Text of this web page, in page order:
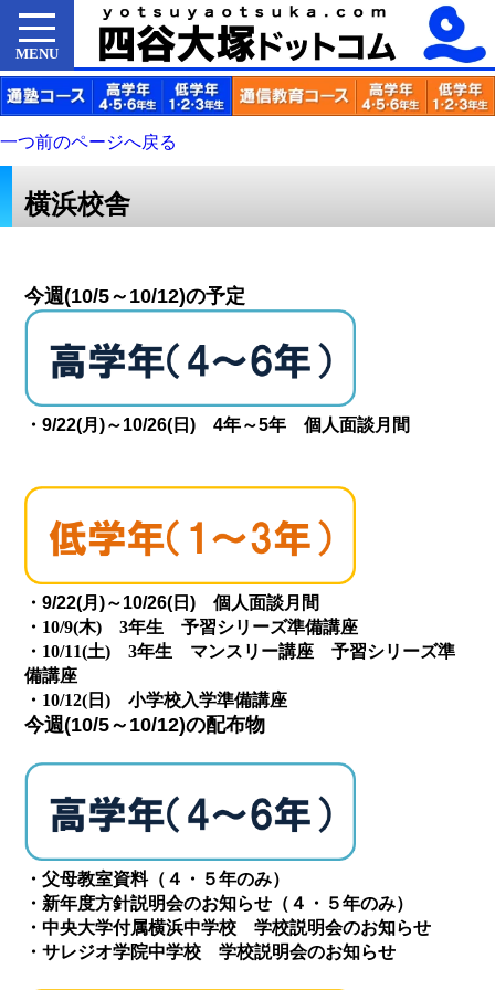
MENU
一つ前のページへ戻る
横浜校舎
今週(10/5～10/12)の予定
・9/22(月)～10/26(日) 4年～5年 個人面談月間
・9/22(月)～10/26(日) 個人面談月間
・10/9(木) 3年生 予習シリーズ準備講座
・10/11(土) 3年生 マンスリー講座 予習シリーズ準
備講座
・10/12(日) 小学校入学準備講座
今週(10/5～10/12)の配布物
・父母教室資料（４・５年のみ）
・新年度方針説明会のお知らせ（４・５年のみ）
・中央大学付属横浜中学校 学校説明会のお知らせ
・サレジオ学院中学校 学校説明会のお知らせ